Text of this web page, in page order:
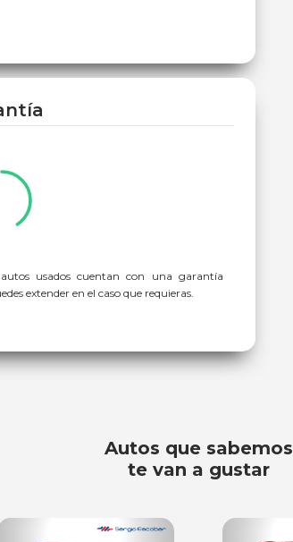
usados cuentan con una garantía
extender en el caso que requieras.
Autos que sabemos
te van a gustar